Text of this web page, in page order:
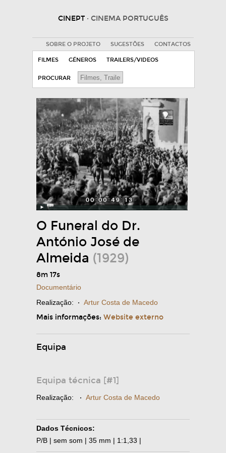
CINEPT · CINEMA PORTUGUÊS
SOBRE O PROJETO SUGESTÕES CONTACTOS
FILMES GÉNEROS TRAILERS/VIDEOS
PROCURAR
O Funeral do Dr.
António José de
Almeida (1929)
8m 17s
Documentário
Realização: · Artur Costa de Macedo
Mais informações: Website externo
Equipa
Equipa técnica [#1]
Realização: · Artur Costa de Macedo
Dados Técnicos:
P/B | sem som | 35 mm | 1:1,33 |